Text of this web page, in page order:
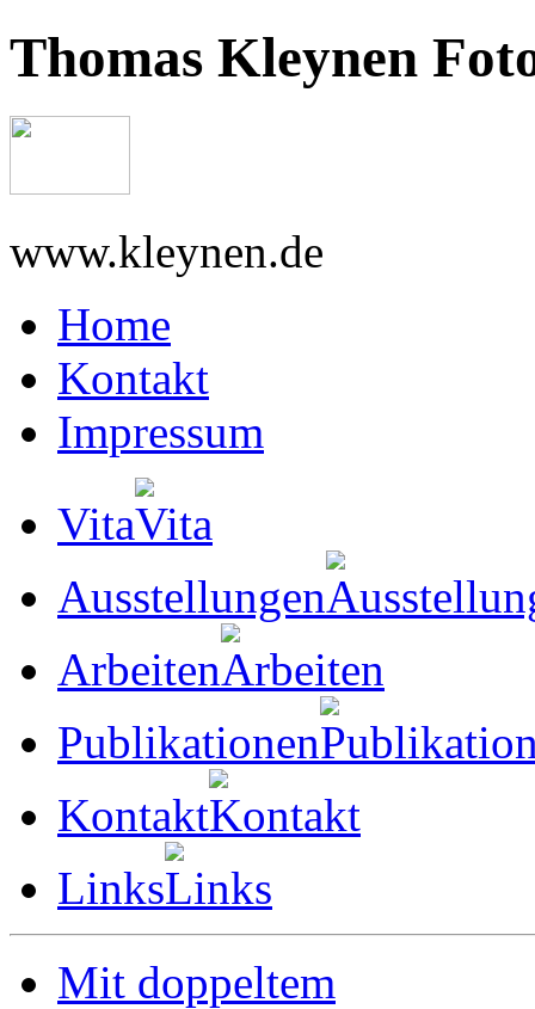
Thomas Kleynen
www.kleynen.de
Home
Kontakt
Impressum
Vita
Ausstellungen
Arbeiten
Publikationen
Kontakt
Links
Mit doppeltem